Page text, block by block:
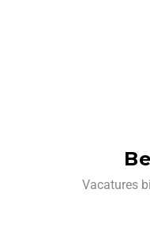
Vacatures